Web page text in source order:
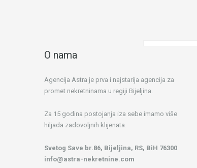
O nama
Agencija Astra je prva i najstarija agencija za
promet nekretninama u regiji Bijeljina.
Za 15 godina postojanja iza sebe imamo više
hiljada zadovoljnih klijenata.
Svetog Save br.86, Bijeljina, RS, BiH 76300
info@astra-nekretnine.com